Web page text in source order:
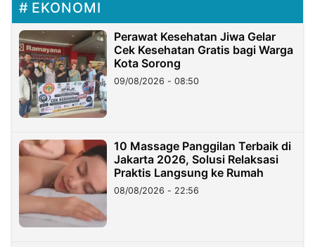
EKONOMI
Perawat Kesehatan Jiwa Gelar
Cek Kesehatan Gratis bagi Warga
Kota Sorong
09/08/2026 - 08:50
10 Massage Panggilan Terbaik di
Jakarta 2026, Solusi Relaksasi
Praktis Langsung ke Rumah
08/08/2026 - 22:56